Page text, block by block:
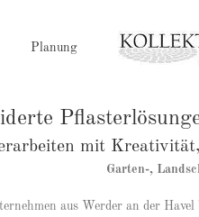
Planung
mit
Garten-,
aus Werder an der